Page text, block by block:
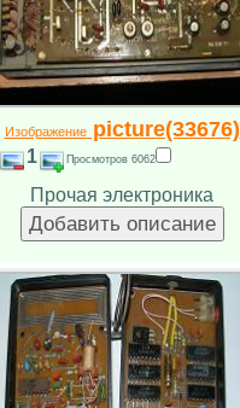
Изображениеpicture(33676)
1 Просмотров 6062
Прочая электроника